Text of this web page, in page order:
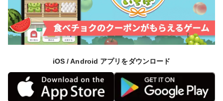
iOS / Android アプリをダウンロード